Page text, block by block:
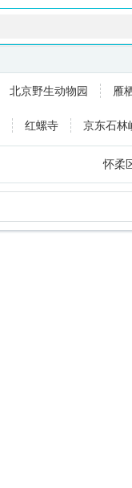
北京野生动物园 雁
红螺寺 京东石林
怀柔
平谷